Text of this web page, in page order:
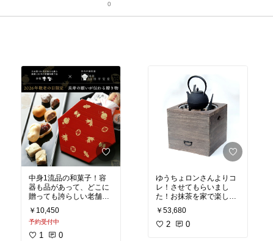
0
中身1流品の和菓子！容
器も品があって、どこに
贈っても誇らしい老舗銘
菓
￥10,450
予約受付中
1 0
ゆうちょロンさんよりコ
レ！させてもらいまし
た！お抹茶を家で楽しん
でるので、こんな箱火鉢
憧れます！
￥53,680
2 0